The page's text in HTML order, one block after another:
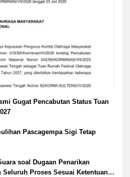
Gugat Pencabutan Status Tuan
Pascagempa Sigi Tetap
soal Dugaan Penarikan
Seluruh Proses Sesuai Ketentuan